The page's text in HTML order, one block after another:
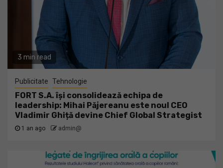
3 min read
Publicitate Tehnologie
FORT S.A. își consolidează echipa de
leadership: Mihai Păjereanu este noul CEO
Vladimir Ghiță devine Chief Global Strategist
1 an ago admin@